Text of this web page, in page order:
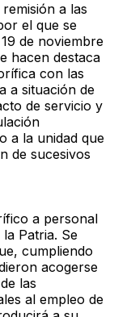
a las
el que se
de noviembre
hacen destaca
con las
a situación de
de servicio y
a la unidad que
de sucesivos
a personal
Patria. Se
cumpliendo
acogerse
las
al empleo de